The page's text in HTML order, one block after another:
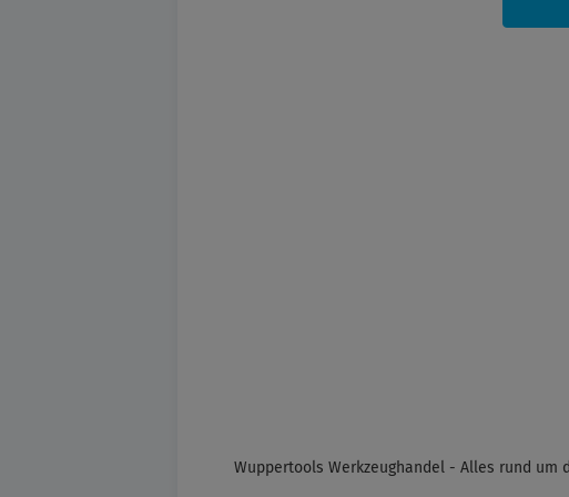
Wuppertools Werkzeughandel - Alles rund um